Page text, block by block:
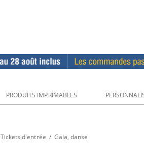
PRODUITS IMPRIMABLES
Tickets d'entrée / Gala, danse